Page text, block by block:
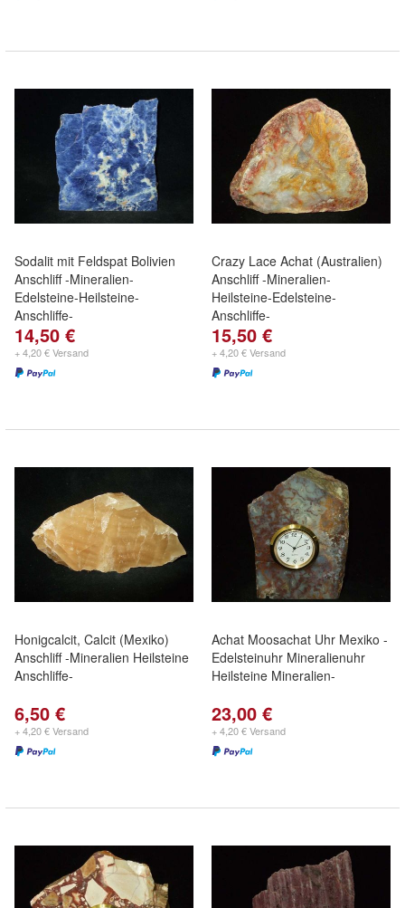
Sodalit mit Feldspat Bolivien
Anschliff -Mineralien-
Edelsteine-Heilsteine-
Anschliffe-
14,50 €
+ 4,20 € Versand
Crazy Lace Achat (Australien)
Anschliff -Mineralien-
Heilsteine-Edelsteine-
Anschliffe-
15,50 €
+ 4,20 € Versand
Honigcalcit, Calcit (Mexiko)
Anschliff -Mineralien Heilsteine
Anschliffe-
6,50 €
+ 4,20 € Versand
Achat Moosachat Uhr Mexiko -
Edelsteinuhr Mineralienuhr
Heilsteine Mineralien-
23,00 €
+ 4,20 € Versand